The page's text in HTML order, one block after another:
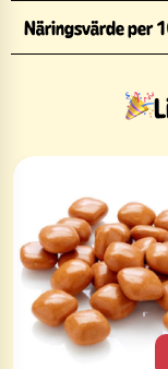
Näringsvärde per